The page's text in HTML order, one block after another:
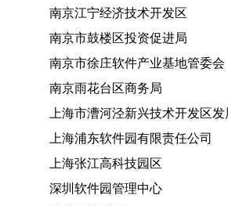
南京江宁经济技术开发区
南京市鼓楼区投资促进局
南京市徐庄软件产业基地管委会
南京雨花台区商务局
上海市漕河泾新兴技术开发区发
上海浦东软件园有限责任公司
上海张江高科技园区
深圳软件园管理中心